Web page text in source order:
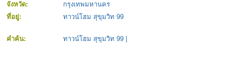
จังหวัด:
กรุงเทพมหานคร
ที่อยู่:
ทาวน์โฮม สุขุมวิท 99
คำค้น: ทาวน์โฮม สุขุมวิท 99